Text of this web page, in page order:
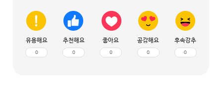
유용해요
0
추천해요
0
좋아요
0
공감해요
0
후속강추
0